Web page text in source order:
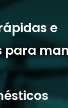
e
para